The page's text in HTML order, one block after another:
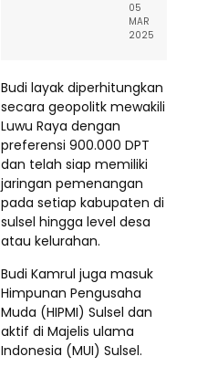
05
MAR
2025
Budi layak diperhitungkan
secara geopolitk mewakili
Luwu Raya dengan
preferensi 900.000 DPT
dan telah siap memiliki
jaringan pemenangan
pada setiap kabupaten di
sulsel hingga level desa
atau kelurahan.
Budi Kamrul juga masuk
Himpunan Pengusaha
Muda (HIPMI) Sulsel dan
aktif di Majelis ulama
Indonesia (MUI) Sulsel.